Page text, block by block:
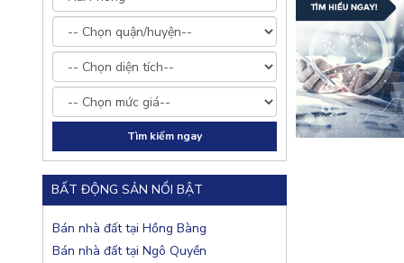
BẤT ĐỘNG SẢN NỔI BẬT
Bán nhà đất tại Hồng Bàng
Bán nhà đất tại Ngô Quyền